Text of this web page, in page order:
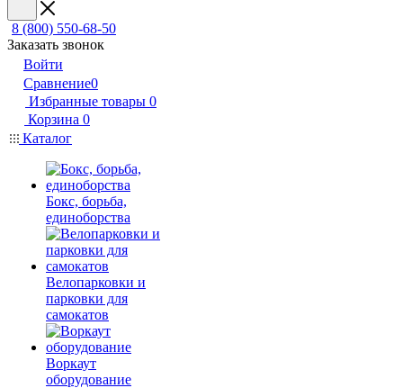
8 (800) 550-68-50
Заказать звонок
Войти
Сравнение0
Избранные товары 0
Корзина 0
Каталог
Бокс, борьба,
единоборства
Велопарковки и
парковки для
самокатов
Воркаут
оборудование